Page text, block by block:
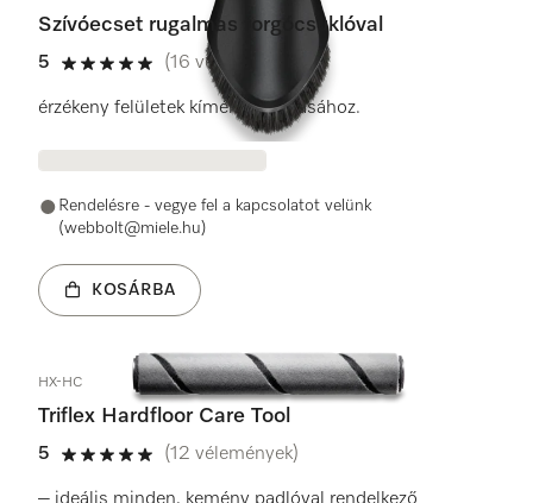
Szívóecset rugalmas forgócsuklóval
5
5 / 5
(16 vélemények)
érzékeny felületek kímélő tisztításához.
Rendelésre - vegye fel a kapcsolatot velünk
(webbolt@miele.hu)
KOSÁRBA
HX-HC
Triflex Hardfloor Care Tool
5
5 / 5
(12 vélemények)